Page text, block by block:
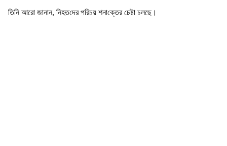
তিনি আরো জানান, নিহত‌দের প‌রিচয় শনা‌ক্তের চেষ্টা চলছে।